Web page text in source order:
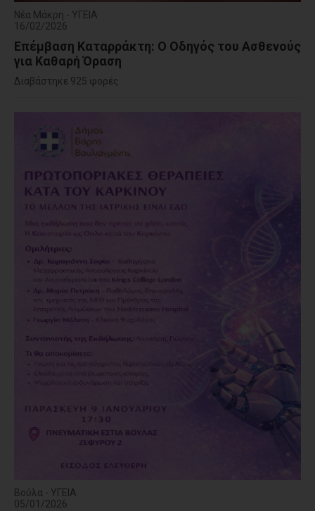
Νέα Μάκρη - ΥΓΕΙΑ
16/02/2026
Επέμβαση Καταρράκτη: Ο Οδηγός του Ασθενούς
για Καθαρή Όραση
Διαβάστηκε 925 φορές
Βούλα - ΥΓΕΙΑ
05/01/2026